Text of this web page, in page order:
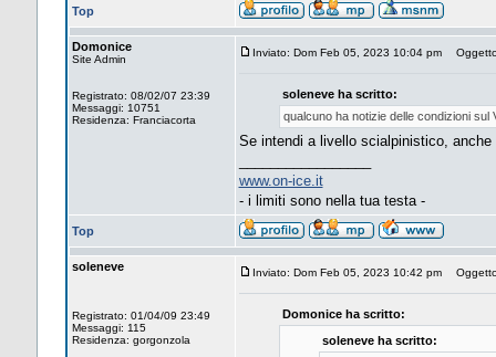
Top
Domonice
Site Admin
Registrato: 08/02/07 23:39
Messaggi: 10751
Residenza: Franciacorta
Inviato: Dom Feb 05, 2023 10:04 pm
soleneve ha scritto:
qualcuno ha notizie delle condizioni sul
Se intendi a livello scialpinistico,
www.on-ice.it
- i limiti sono nella tua testa -
Top
soleneve
Registrato: 01/04/09 23:49
Messaggi: 115
Residenza: gorgonzola
Inviato: Dom Feb 05, 2023 10:42 pm
Domonice ha scritto:
soleneve ha scritto: